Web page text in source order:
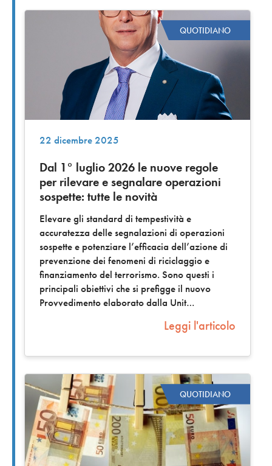
QUOTIDIANO
22 dicembre 2025
Dal 1° luglio 2026 le nuove regole
per rilevare e segnalare operazioni
sospette: tutte le novità
Elevare gli standard di tempestività e
accuratezza delle segnalazioni di operazioni
sospette e potenziare l’efficacia dell’azione di
prevenzione dei fenomeni di riciclaggio e
finanziamento del terrorismo. Sono questi i
principali obiettivi che si prefigge il nuovo
Provvedimento elaborato dalla Unit
Leggi l'articolo
QUOTIDIANO